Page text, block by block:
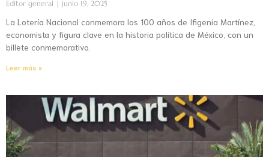
Editor general junio 19, 2025
La Lotería Nacional conmemora los 100 años de Ifigenia Martínez,
economista y figura clave en la historia política de México, con un
billete conmemorativo.
Leer más »